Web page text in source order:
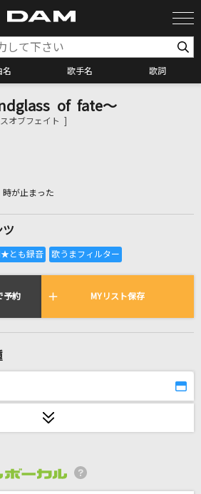
名 歌手名 歌詞
カラオケ検索
全国りれき
ムで歌われている曲の一覧
of fate～
オブフェイト ]
が止まった
ツ
予約 MYリスト保存